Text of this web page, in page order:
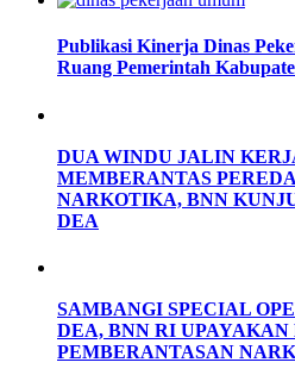
Publikasi Kinerja Dinas
Ruang Pemerintah
DUA WINDU JALIN
MEMBERANTAS
NARKOTIKA, BNN
DEA
SAMBANGI SPECIAL
DEA, BNN RI
PEMBERANTASAN